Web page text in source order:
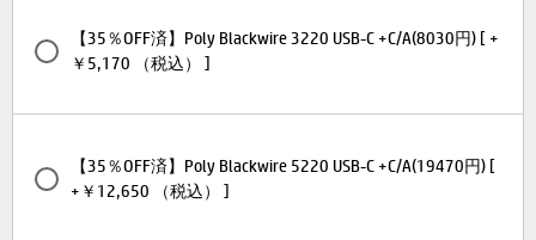
【35％OFF済】Poly Blackwire 3220 USB-C +C/A(8030円) [ +
￥5,170 （税込） ]
【35％OFF済】Poly Blackwire 5220 USB-C +C/A(19470円) [
+￥12,650 （税込） ]